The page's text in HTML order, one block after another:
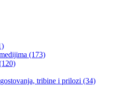
(173)
tribine i prilozi (34)